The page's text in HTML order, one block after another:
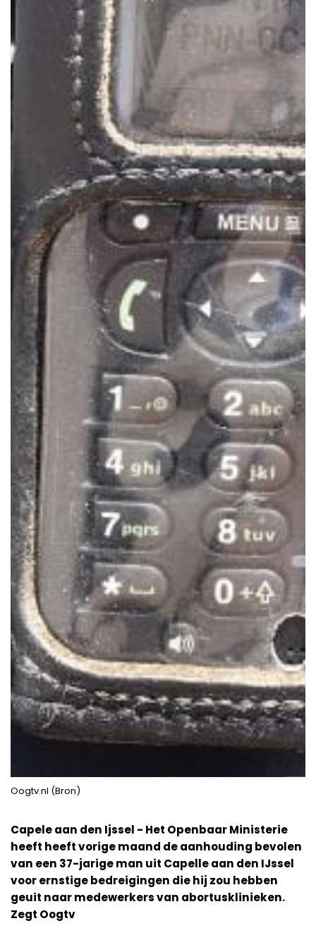
Oogtv.nl (Bron)
Capele aan den Ijssel - Het Openbaar Ministerie
heeft heeft vorige maand de aanhouding bevolen
van een 37-jarige man uit Capelle aan den IJssel
voor ernstige bedreigingen die hij zou hebben
geuit naar medewerkers van abortusklinieken.
Zegt Oogtv